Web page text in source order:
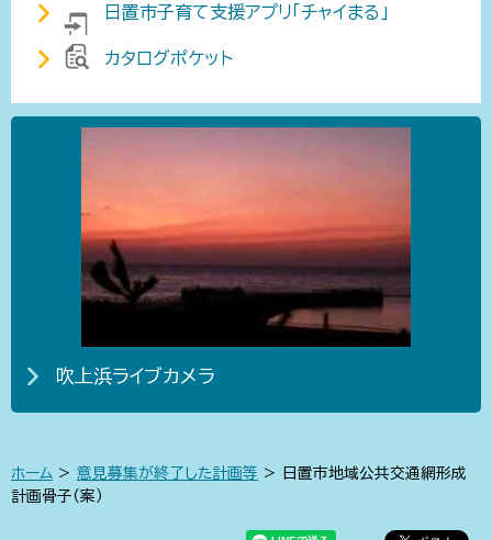
日置市子育て支援アプリ「チャイまる」
カタログポケット
吹上浜ライブカメラ
ホーム > 意見募集が終了した計画等 > 日置市地域公共交通網形成
計画骨子（案）